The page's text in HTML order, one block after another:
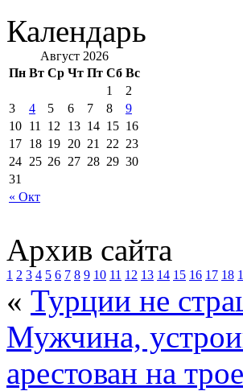
Календарь
Август 2026
Пн Вт Ср Чт Пт Сб Вс
« Окт
1
2
3
4 5 6 7 8
9
10 11 12 13 14 15 16
17 18 19 20 21 22 23
24 25 26 27 28 29 30
31
Архив сайта
1 2 3 4 5 6 7 8 9 10 11 12 13 14 15 16 17 18
« Турции не
Мужчина,
арестован на